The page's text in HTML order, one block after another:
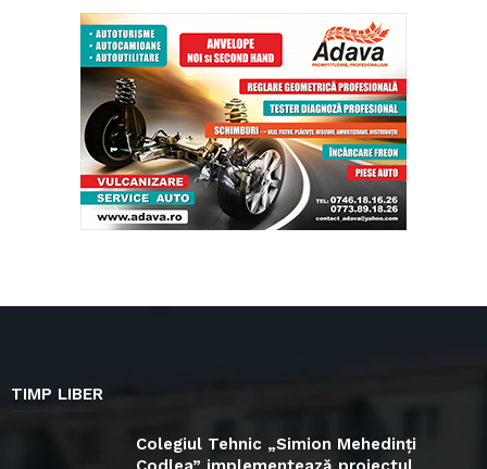
TIMP LIBER
Colegiul Tehnic „Simion Mehedinți